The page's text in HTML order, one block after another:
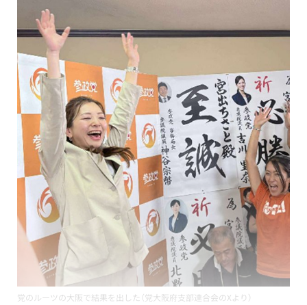
党のルーツの大阪で結果を出した（党大阪府支部連合会のXより）